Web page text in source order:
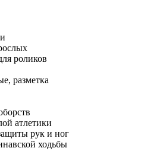
роликов
разметка
атлетики
рук и ног
ходьбы